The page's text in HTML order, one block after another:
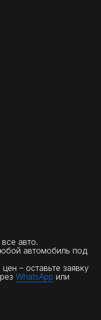
авто.
автомобиль под
– оставьте заявку
WhatsApp или